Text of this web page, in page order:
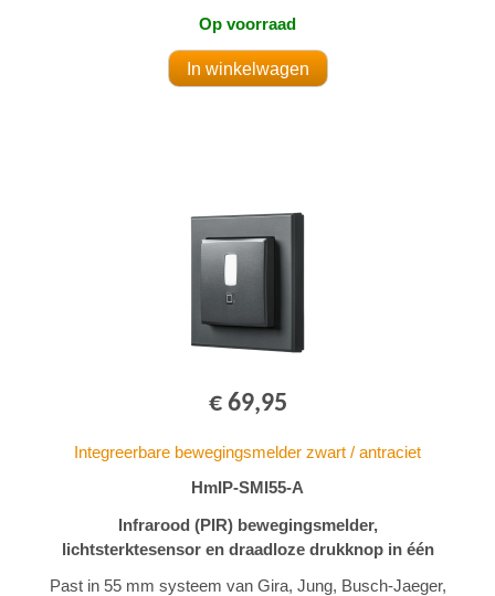
Op voorraad
€ 69,95
Integreerbare bewegingsmelder zwart / antraciet
HmIP-SMI55-A
Infrarood (PIR) bewegingsmelder,
lichtsterktesensor en draadloze drukknop in één
Past in 55 mm systeem van Gira, Jung, Busch-Jaeger,